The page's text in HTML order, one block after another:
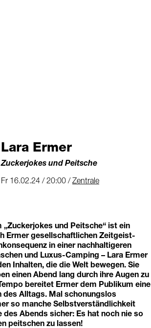
Lara Ermer
Zuckerjokes und Peitsche
Fr 16.02.24 / 20:00 /Zentrale
und Peitsche“ ist ein
Ermer gesellschaftlichen Zeitgeist-
in einer nachhaltigeren
und Luxus-Camping – Lara Ermer
Inhalten, die die Welt bewegen. Sie
einen Abend lang durch ihre Augen zu
bereitet Ermer dem Publikum eine
Alltags. Mal schonungslos
so manche Selbstverständlichkeit
Abends sicher: Es hat noch nie so
peitschen zu lassen!